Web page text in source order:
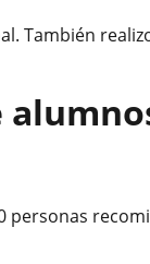
También
personas